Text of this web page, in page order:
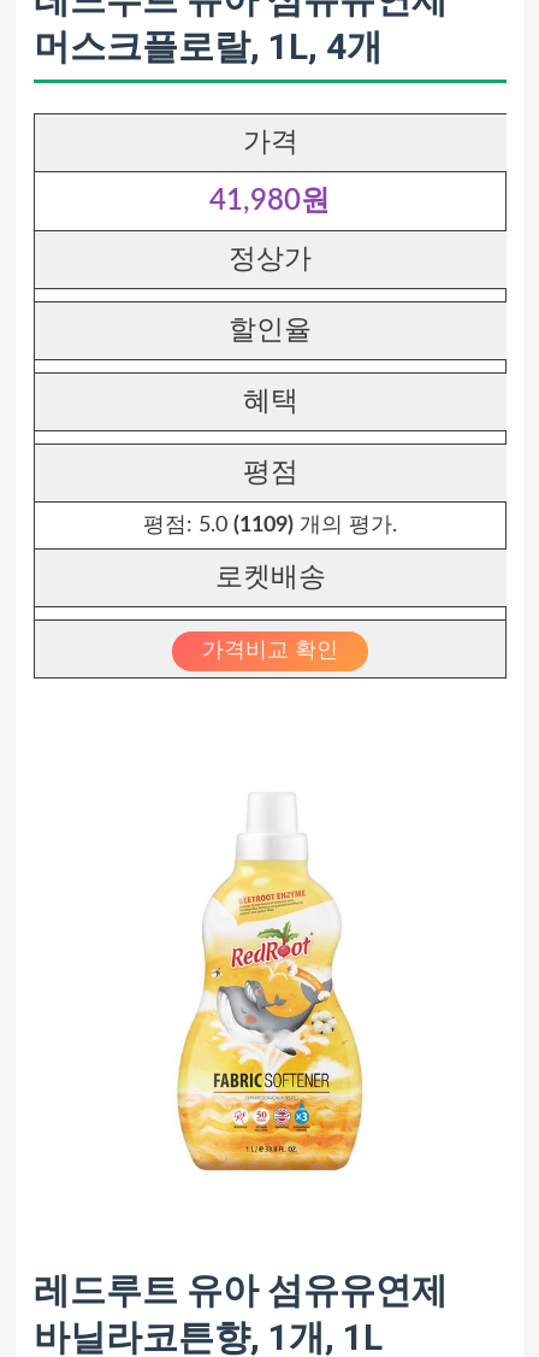
머스크플로랄, 1L, 4개
가격
41,980원
정상가
할인율
혜택
평점
평점: 5.0 (1109)개의 평가.
로켓배송
가격비교 확인
레드루트 유아 섬유유연제
바닐라코튼향, 1개, 1L